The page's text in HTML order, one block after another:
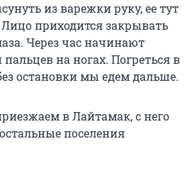
из варежки руку, ее тут
приходится закрывать
Через час начинают
на ногах. Погреться в
остановки мы едем дальше.
в Лайтамак, с него
поселения